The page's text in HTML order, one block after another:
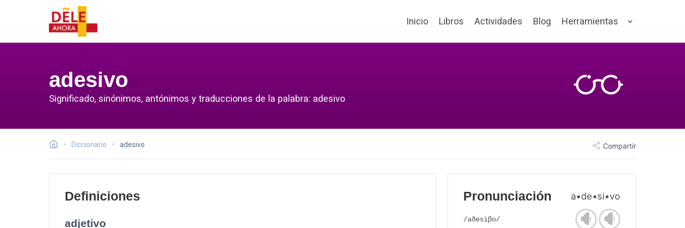
Inicio Libros Actividades Blog Herramientas
adesivo
Significado, sinónimos, antónimos y traducciones de la palabra: adesivo
Diccionario adesivo Compartir
Definiciones
adjetivo
Pronunciación a•de•si•vo
/aðesiβo/